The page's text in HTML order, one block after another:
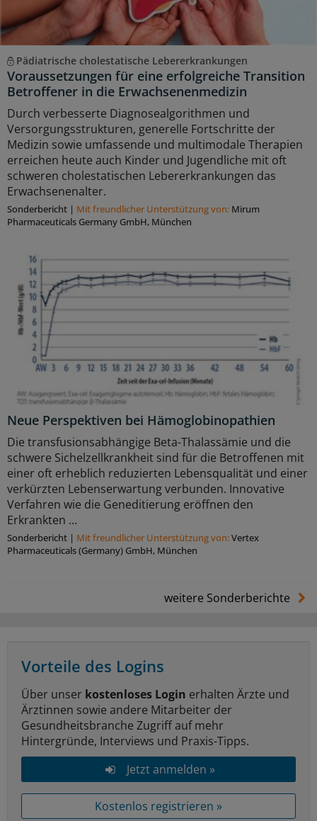
Pädiatrische cholestatische Lebererkrankungen
Voraussetzungen für eine erfolgreiche Transition
Betroffener in die Erwachsenenmedizin
Durch verbesserte Diagnosealgorithmen und
Versorgungsstrukturen, generelle Fortschritte der
Medizin sowie umfassende und multimodale Therapien
erreichen heute auch Kinder und Jugendliche mit oft
schweren cholestatischen Lebererkrankungen das
Erwachsenenalter.
Sonderbericht | Mit freundlicher Unterstützung von: Mirum
Pharmaceuticals Germany GmbH, München
Neue Perspektiven bei Hämoglobinopathien
Die transfusionsabhängige Beta-Thalassämie und die
schwere Sichelzellkrankheit sind für die Betroffenen mit
einer oft erheblich reduzierten Lebensqualität und einer
verkürzten Lebenserwartung verbunden. Innovative
Verfahren wie die Geneditierung eröffnen den
Erkrankten ...
Sonderbericht | Mit freundlicher Unterstützung von:Vertex
Pharmaceuticals (Germany) GmbH, München
weitere Sonderberichte
Vorteile des Logins
Über unser kostenloses Login erhalten Ärzte und
Ärztinnen sowie andere Mitarbeiter der
Gesundheitsbranche Zugriff auf mehr
Hintergründe, Interviews und Praxis-Tipps.
Jetzt anmelden »
Kostenlos registrieren »